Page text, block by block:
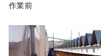
作業前